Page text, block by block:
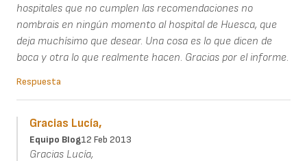
hospitales que no cumplen las recomendaciones no
nombrais en ningún momento al hospital de Huesca, que
deja muchísimo que desear. Una cosa es lo que dicen de
boca y otra lo que realmente hacen. Gracias por el informe.
Respuesta
Gracias Lucía,
Equipo Blog12 Feb 2013
Gracias Lucía,